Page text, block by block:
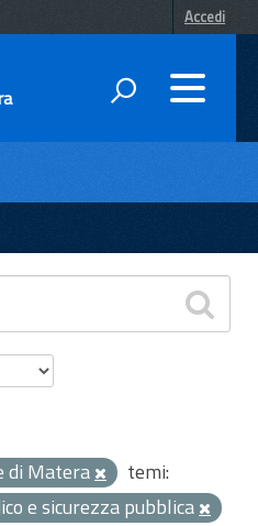
Accedi
di Matera
temi:
e sicurezza pubblica